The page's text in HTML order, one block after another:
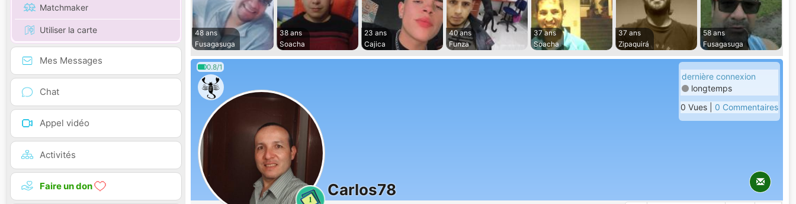
Matchmaker
Utiliser la carte
Mes Messages
Chat
Appel vidéo
Activités
Faire un don
48 ans
Fusagasuga
38 ans
Soacha
23 ans
Cajica
40 ans
Funza
37 ans
Soacha
37 ans
Zipaquirá
58 ans
Fusagasuga
0.8/1
1
Carlos78
dernière connexion
longtemps
0 Vues | 0 Commentaires